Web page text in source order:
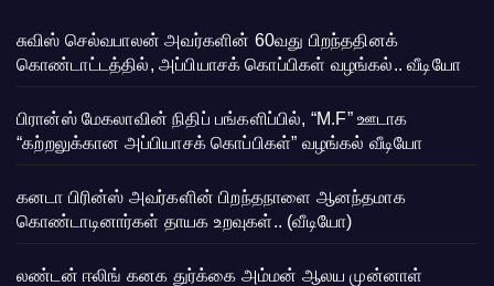
சுவிஸ் செல்வபாலன் அவர்களின் 60வது பிறந்ததினக்
கொண்டாட்டத்தில், அப்பியாசக் கொப்பிகள் வழங்கல்.. வீடியோ
பிரான்ஸ் மேகலாவின் நிதிப் பங்களிப்பில், “M.F” ஊடாக
“கற்றலுக்கான அப்பியாசக் கொப்பிகள்” வழங்கல் வீடியோ
கனடா பிரின்ஸ் அவர்களின் பிறந்தநாளை ஆனந்தமாக
கொண்டாடினார்கள் தாயக உறவுகள்.. (வீடியோ)
லண்டன் ஈலிங் கனக துர்க்கை அம்மன் ஆலய முன்னாள்